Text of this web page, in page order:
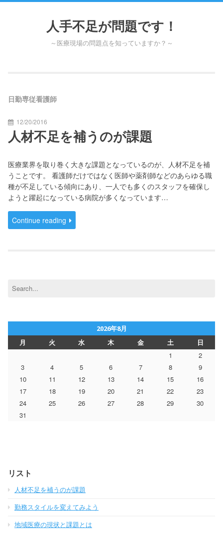
人手不足が問題です！
～医療現場の問題点を知っていますか？～
日勤専従看護師
12/20/2016
人材不足を補うのが課題
医療業界を取り巻く大きな課題となっているのが、人材不足を補
うことです。 看護師だけではなく医師や薬剤師などのあらゆる職
種が不足している傾向にあり、一人でも多くのスタッフを確保し
ようと躍起になっている病院が多くなっています…
Continue reading
Search
for:
2026年8月
月 火 水 木 金 土
日
1
2
3
4 5 6 7 8
9
10
11 12 13 14 15
16
17
18 19 20 21 22
23
24
25 26 27 28 29
30
31
リスト
人材不足を補うのが課題
勤務スタイルを変えてみよう
地域医療の現状と課題とは